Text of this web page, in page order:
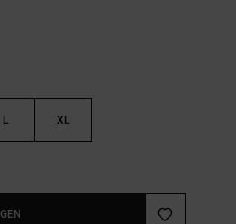
L XL